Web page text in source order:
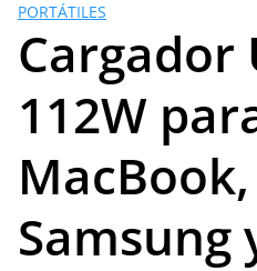
PORTÁTILES
Cargador
112W
Samsung